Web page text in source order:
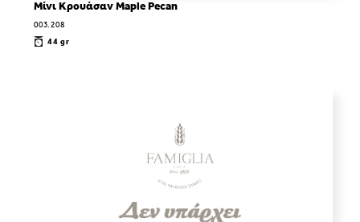
Μίνι Κρουάσαν Maple Pecan
003.208
44 gr